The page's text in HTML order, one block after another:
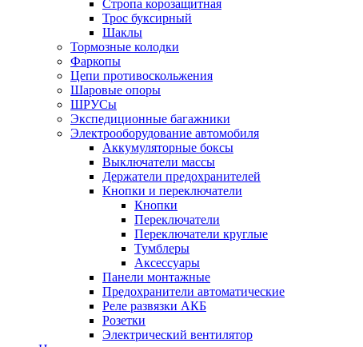
Стропа корозащитная
Трос буксирный
Шаклы
Тормозные колодки
Фаркопы
Цепи противоскольжения
Шаровые опоры
ШРУСы
Экспедиционные багажники
Электрооборудование автомобиля
Аккумуляторные боксы
Выключатели массы
Держатели предохранителей
Кнопки и переключатели
Кнопки
Переключатели
Переключатели круглые
Тумблеры
Аксессуары
Панели монтажные
Предохранители автоматические
Реле развязки АКБ
Розетки
Электрический вентилятор